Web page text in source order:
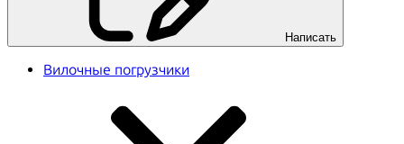
Написать
Вилочные погрузчики